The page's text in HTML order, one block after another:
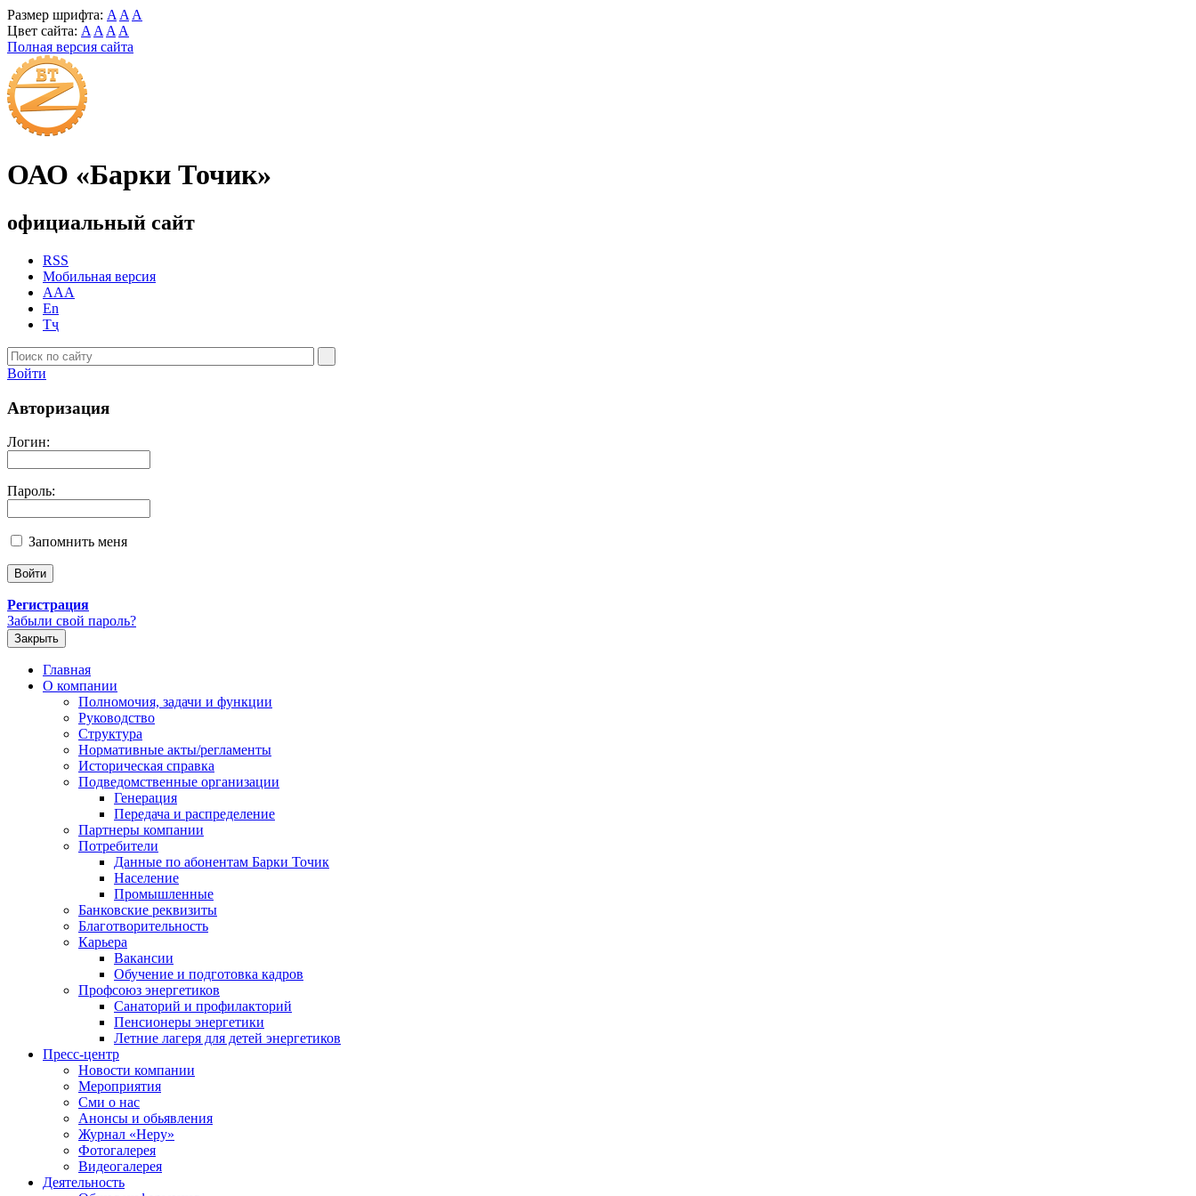
Размер шрифта: A A A
Цвет сайта: A A A A
Полная версия сайта
ОАО «Барки Точик»
официальный сайт
RSS
Мобильная версия
AAA
En
Тҷ
Войти
Авторизация
Логин:
Пароль:
Запомнить меня
Регистрация
Забыли свой пароль?
Закрыть
Главная
О компании
Полномочия, задачи и функции
Руководство
Структура
Нормативные акты/регламенты
Историческая справка
Подведомственные организации
Генерация
Передача и распределение
Партнеры компании
Потребители
Данные по абонентам Барки Точик
Население
Промышленные
Банковские реквизиты
Благотворительность
Карьера
Вакансии
Обучение и подготовка кадров
Профсоюз энергетиков
Санаторий и профилакторий
Пенсионеры энергетики
Летние лагеря для детей энергетиков
Пресс-центр
Новости компании
Мероприятия
Сми о нас
Анонсы и обьявления
Журнал «Неру»
Фотогалерея
Видеогалерея
Деятельность